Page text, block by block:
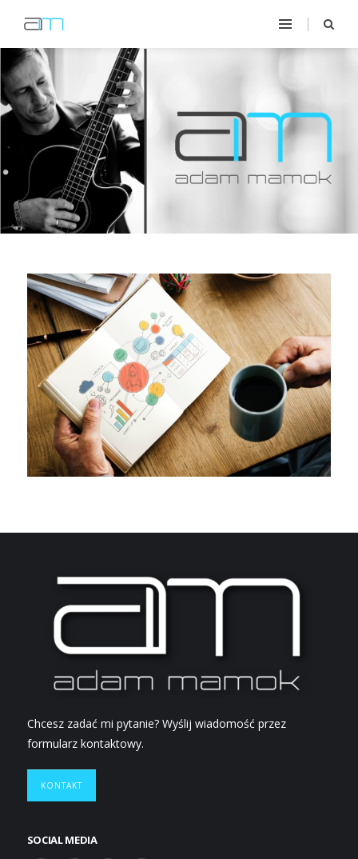
Chcesz zadać mi pytanie? Wyślij wiadomość przez
formularz kontaktowy.
KONTAKT
SOCIAL MEDIA